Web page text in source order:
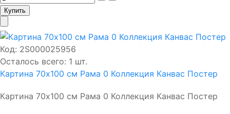
Код: 2S000025956
Осталось всего: 1 шт.
Картина 70х100 см Рама 0 Коллекция Канвас Постер
Картина 70х100 см Рама 0 Коллекция Канвас Постер